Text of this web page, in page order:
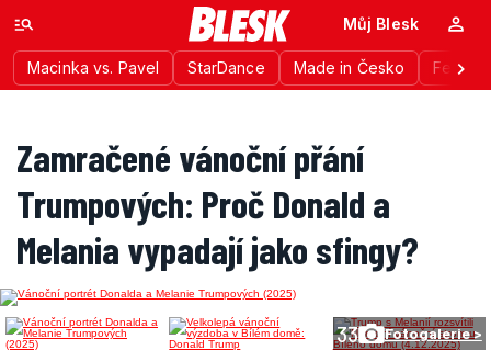
Macinka vs. Pavel StarDance Made in Česko
Můj Blesk
Zamračené vánoční přání
Trumpových: Proč Donald a
Melania vypadají jako sfingy?
33 Fotogalerie >